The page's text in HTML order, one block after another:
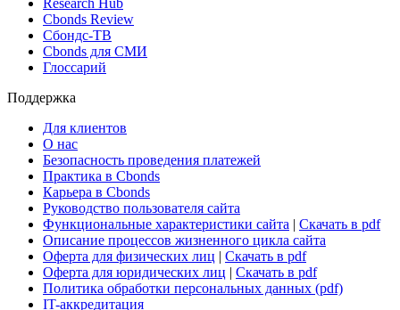
Новости и Аналитика
Новости рынка
Research Hub
Сбондс-ТВ
Глоссарий
Поддержка
Для клиентов
О нас
Безопасность проведения платежей
Практика в Cbonds
Карьера в Cbonds
Руководство пользователя сайта
Функциональные характеристики сайта|Скачать в pdf
Описание процессов жизненного цикла сайта